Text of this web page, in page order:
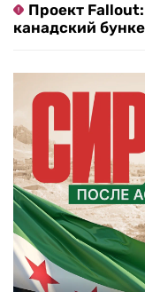
Проект
канадский